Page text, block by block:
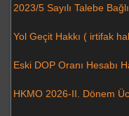
2023/5 Sayılı Talebe
Yol Geçit Hakkı ( irtifak
Eski DOP Oranı Hesabı
HKMO 2026-II. Dönem